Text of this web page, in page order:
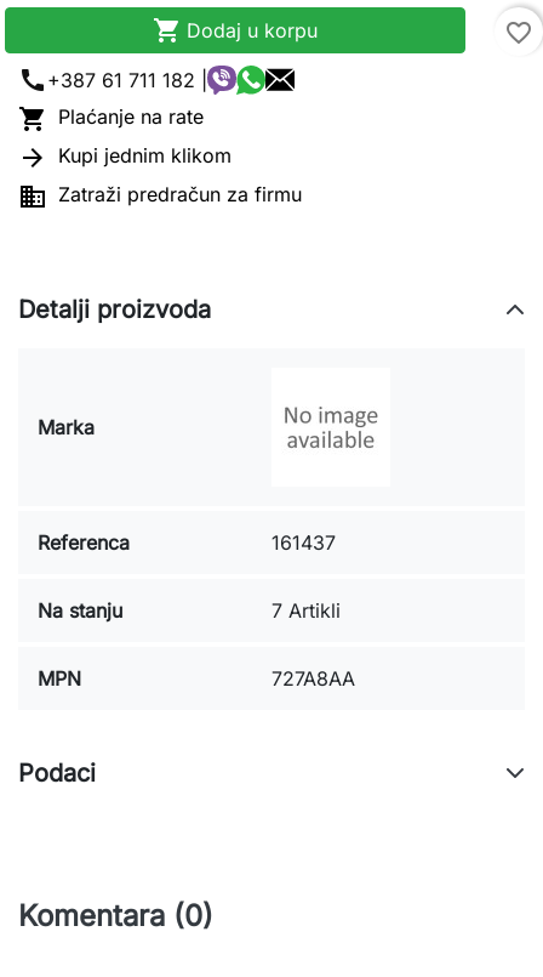
 Dodaj u korpu
favorite_border
call +387 61 711 182 |
 Plaćanje na rate
 Kupi jednim klikom
 Zatraži predračun za firmu
Detalji proizvoda
Marka
Referenca 161437
Na stanju 7 Artikli
MPN 727A8AA
Podaci
Komentara (0)